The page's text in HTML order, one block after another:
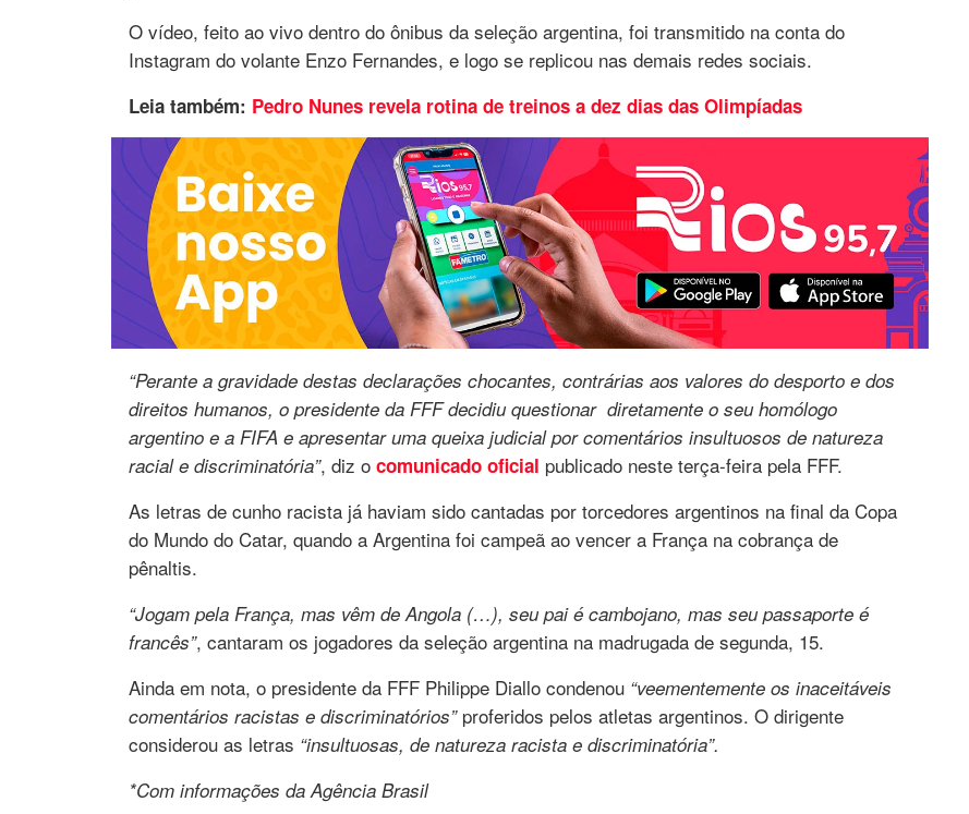
O vídeo, feito ao vivo dentro do ônibus da seleção argentina, foi transmitido na conta do
Instagram do volante Enzo Fernandes, e logo se replicou nas demais redes sociais.
Leia também: Pedro Nunes revela rotina de treinos a dez dias das Olimpíadas
“Perante a gravidade destas declarações chocantes, contrárias aos valores do desporto e dos
direitos humanos, o presidente da FFF decidiu questionar diretamente o seu homólogo
argentino e a FIFA e apresentar uma queixa judicial por comentários insultuosos de natureza
racial e discriminatória”, diz o comunicado oficial publicado neste terça-feira pela FFF.
As letras de cunho racista já haviam sido cantadas por torcedores argentinos na final da Copa
do Mundo do Catar, quando a Argentina foi campeã ao vencer a França na cobrança de
pênaltis.
“Jogam pela França, mas vêm de Angola (…), seu pai é cambojano, mas seu passaporte é
francês”, cantaram os jogadores da seleção argentina na madrugada de segunda, 15.
Ainda em nota, o presidente da FFF Philippe Diallo condenou “veementemente os inaceitáveis
comentários racistas e discriminatórios” proferidos pelos atletas argentinos. O dirigente
considerou as letras “insultuosas, de natureza racista e discriminatória”.
*Com informações da Agência Brasil